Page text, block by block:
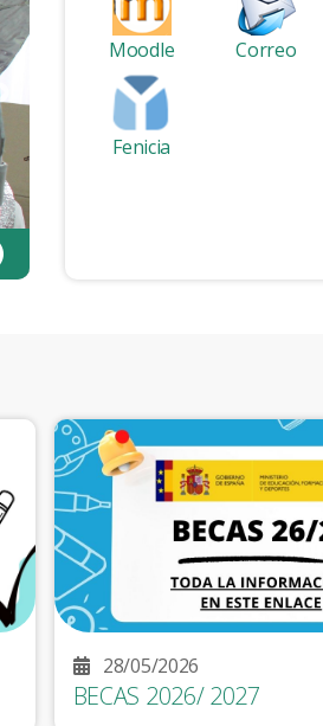
Moodle Correo
Fenicia
28/05/2026
BECAS 2026/ 2027